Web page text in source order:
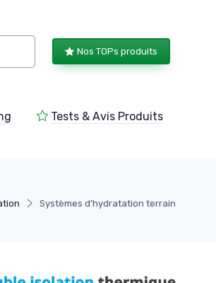
Nos TOPs produits
Tests & Avis Produits
Systèmes d’hydratation terrain